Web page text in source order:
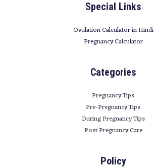
Special Links
Ovulation Calculator in Hindi
Pregnancy Calculator
Categories
Pregnancy Tips
Pre-Pregnancy Tips
During Pregnancy Tips
Post Pregnancy Care
Policy